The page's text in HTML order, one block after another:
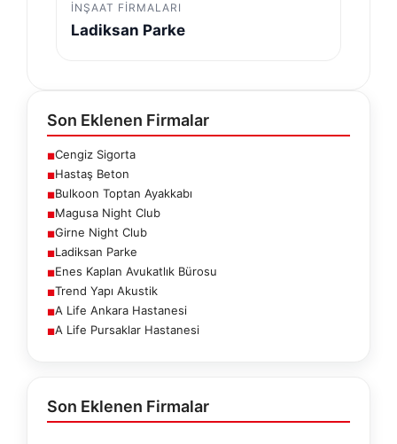
İNŞAAT FIRMALARI
Ladiksan Parke
Son Eklenen Firmalar
■Cengiz Sigorta
■Hastaş Beton
■Bulkoon Toptan Ayakkabı
■Magusa Night Club
■Girne Night Club
■Ladiksan Parke
■Enes Kaplan Avukatlık Bürosu
■Trend Yapı Akustik
■A Life Ankara Hastanesi
■A Life Pursaklar Hastanesi
Son Eklenen Firmalar